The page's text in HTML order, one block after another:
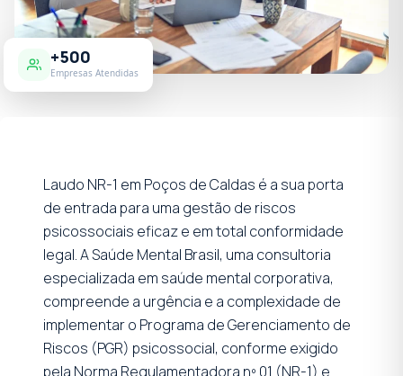
+500
Empresas Atendidas
Laudo NR-1 em Poços de Caldas é a sua porta
de entrada para uma gestão de riscos
psicossociais eficaz e em total conformidade
legal. A Saúde Mental Brasil, uma consultoria
especializada em saúde mental corporativa,
compreende a urgência e a complexidade de
implementar o Programa de Gerenciamento de
Riscos (PGR) psicossocial, conforme exigido
pela Norma Regulamentadora nº 01 (NR-1) e